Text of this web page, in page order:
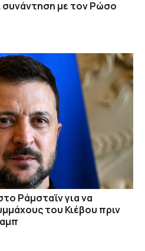
με τον Ρώσο
Ράμσταϊν για να
του Κιέβου πριν